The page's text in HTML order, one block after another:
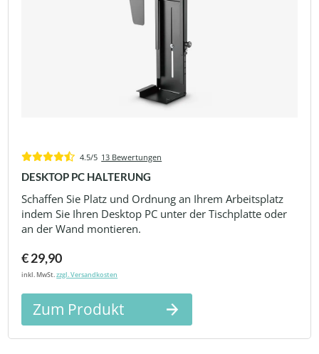
4.5/5 13 Bewertungen
DESKTOP PC HALTERUNG
Schaffen Sie Platz und Ordnung an Ihrem Arbeitsplatz
indem Sie Ihren Desktop PC unter der Tischplatte oder
an der Wand montieren.
€ 29,90
inkl. MwSt.zzgl. Versandkosten
Zum Produkt